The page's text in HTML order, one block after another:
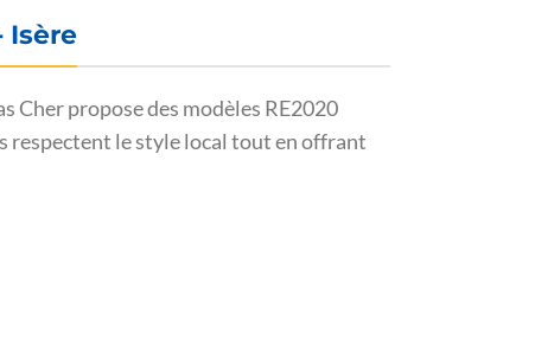
Isère
Cher propose des modèles RE2020
respectent le style local tout en offrant